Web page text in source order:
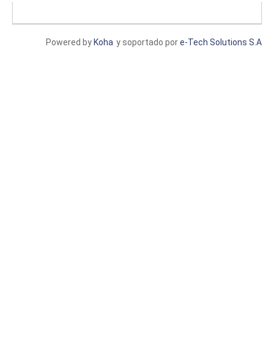
y soportado pore-Tech Solutions S.A
Powered by Koha